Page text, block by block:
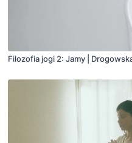
Filozofia jogi 2: Jamy |